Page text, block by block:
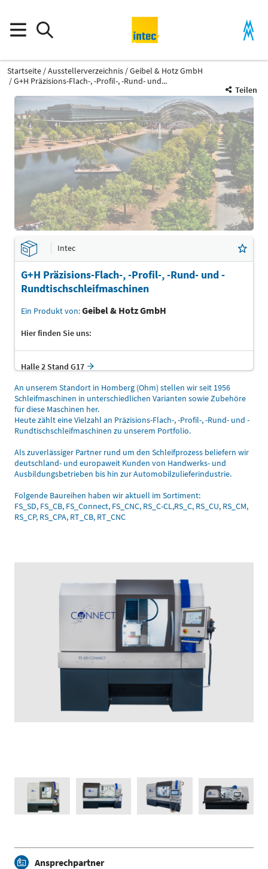
Startseite Ausstellerverzeichnis
Geibel & Hotz GmbH
G+H Präzisions-Flach-, -Profil-, -Rund- und...
Teilen
Intec
G+H Präzisions-Flach-, -Profil-, -Rund- und -
Rundtischschleifmaschinen
Ein Produkt von:Geibel & Hotz GmbH
Hier finden Sie uns:
Halle 2 Stand G17
An unserem Standort in Homberg (Ohm) stellen wir seit 1956
Schleifmaschinen in unterschiedlichen Varianten sowie Zubehöre
für diese Maschinen her.
Heute zählt eine Vielzahl an Präzisions-Flach-, -Profil-, -Rund- und -
Rundtischschleifmaschinen zu unserem Portfolio.
Als zuverlässiger Partner rund um den Schleifprozess beliefern wir
deutschland- und europaweit Kunden von Handwerks- und
Ausbildungsbetrieben bis hin zur Automobilzulieferindustrie.
Folgende Baureihen haben wir aktuell im Sortiment:
FS_SD, FS_CB, FS_Connect, FS_CNC, RS_C-CL,RS_C, RS_CU, RS_CM,
RS_CP, RS_CPA, RT_CB, RT_CNC
Ansprechpartner